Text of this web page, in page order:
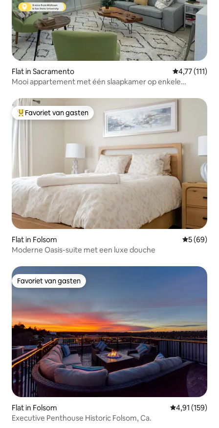
Flat in Sacramento Gemiddelde
4,77 (111)
Mooi appartement met één slaapkamer op enkele
Topfavoriet van gasten
Favoriet van gasten
Flat in Folsom
5 (69)
Moderne Oasis-suite met een luxe douche
Favoriet van gasten
Favoriet van gasten
Flat in Folsom Gemiddelde
4,91 (159)
Executive Penthouse Historic Folsom, Ca.